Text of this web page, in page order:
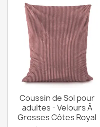
Coussin de Sol pour
adultes - Velours À
Grosses Côtes Royal